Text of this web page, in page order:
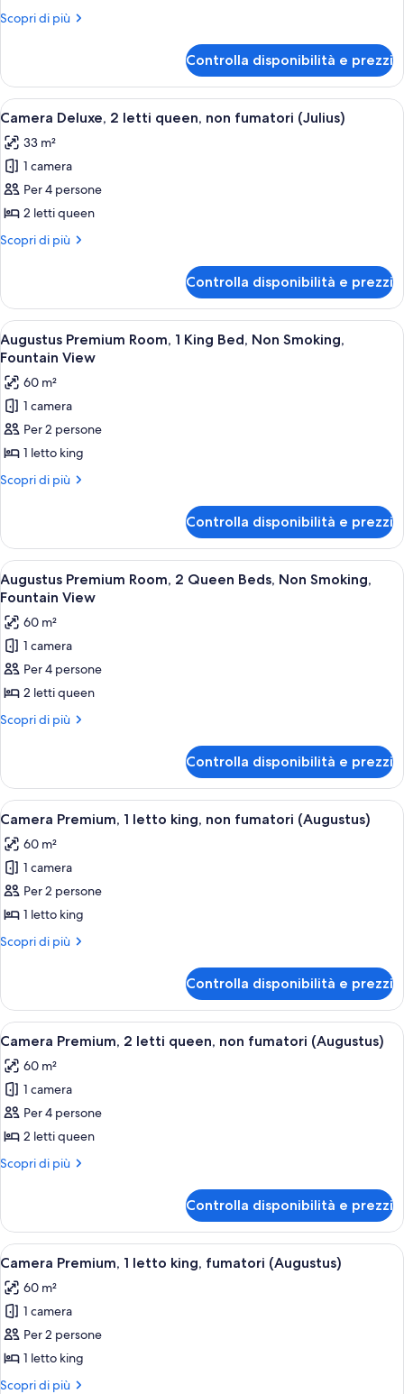
Deluxe,
king,
non
fumatori
(Julius)
Scopri di più
Altri
Deluxe,
letto
non
fumatori
(Julius)
Controlla disponibilità e prezzi
Apri
tutte
le
foto
per
Camera
Deluxe,
queen,
non
fumatori
(Julius)
Camera d'albergo con due letti, una
5
Camera Deluxe, 2 letti queen, non fumatori (Julius)
33 m²
1 camera
Per 4 persone
2 letti queen
Scopri di più
Altri
Deluxe,
letti
queen,
fumatori
(Julius)
Controlla disponibilità e prezzi
Apri
tutte
le
foto
per
Augustus
Premium
Room,
Bed,
Non
Smoking,
Fountain
View
Una camera d'albergo con un letto
6
Augustus Premium Room, 1 King Bed, Non Smoking,
Fountain View
60 m²
1 camera
Per 2 persone
1 letto king
Scopri di più
Altri
Premium
Room,
1
King
Non
Smoking,
Fountain
View
Controlla disponibilità e prezzi
Apri
tutte
le
foto
per
Augustus
Premium
Room,
Beds,
Non
Smoking,
Fountain
View
Una camera d'albergo con due letti,
5
Augustus Premium Room, 2 Queen Beds, Non Smoking,
Fountain View
60 m²
1 camera
Per 4 persone
2 letti queen
Scopri di più
Altri
Premium
Room,
2
Beds,
Non
Smoking,
Fountain
View
Controlla disponibilità e prezzi
Apri
tutte
le
foto
per
Camera
Premium,
king,
non
fumatori
(Augustus)
Una camera d'albergo con un letto
5
Camera Premium, 1 letto king, non fumatori (Augustus)
60 m²
1 camera
Per 2 persone
1 letto king
Scopri di più
Altri
Premium,
letto
non
fumatori
(Augustus)
Controlla disponibilità e prezzi
Apri
tutte
le
foto
per
Camera
Premium,
queen,
non
fumatori
(Augustus)
Una camera d'albergo con due letti,
4
Camera Premium, 2 letti queen, non fumatori (Augustus)
60 m²
1 camera
Per 4 persone
2 letti queen
Scopri di più
Altri
Premium,
letti
non
fumatori
(Augustus)
Controlla disponibilità e prezzi
Apri
tutte
le
foto
per
Camera
Premium,
Una camera d'albergo con un letto
5
Camera Premium, 1 letto king, fumatori (Augustus)
60 m²
1 camera
Per 2 persone
1 letto king
Scopri di più
Altri